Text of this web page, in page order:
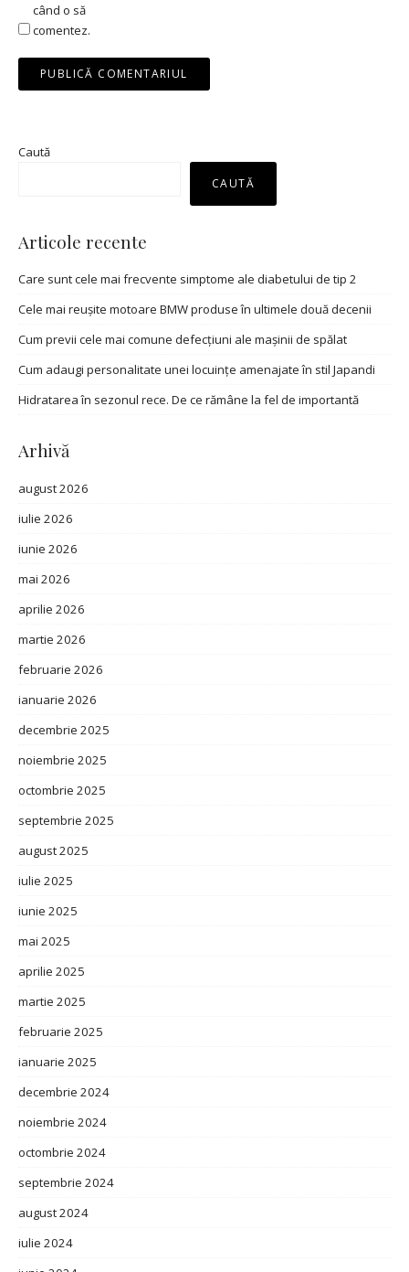
când o să
comentez.
Caută
CAUTĂ
Articole recente
Care sunt cele mai frecvente simptome ale diabetului de tip 2
Cele mai reușite motoare BMW produse în ultimele două decenii
Cum previi cele mai comune defecțiuni ale mașinii de spălat
Cum adaugi personalitate unei locuințe amenajate în stil Japandi
Hidratarea în sezonul rece. De ce rămâne la fel de importantă
Arhivă
august 2026
iulie 2026
iunie 2026
mai 2026
aprilie 2026
martie 2026
februarie 2026
ianuarie 2026
decembrie 2025
noiembrie 2025
octombrie 2025
septembrie 2025
august 2025
iulie 2025
iunie 2025
mai 2025
aprilie 2025
martie 2025
februarie 2025
ianuarie 2025
decembrie 2024
noiembrie 2024
octombrie 2024
septembrie 2024
august 2024
iulie 2024